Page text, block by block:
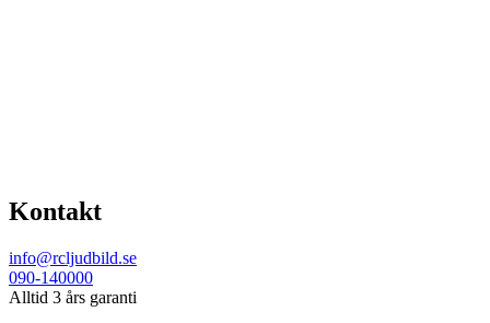
Kontakt
info@rcljudbild.se
090-140000
Alltid 3 års garanti